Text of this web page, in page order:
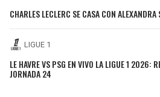
CHARLES LECLERC SE CASA CON
LIGUE 1
LE HAVRE VS PSG EN VIVO LA LIGUE 1 2026:
JORNADA 24